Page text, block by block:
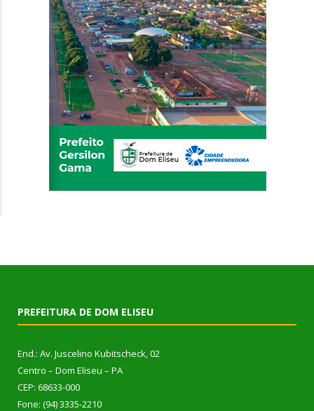
PREFEITURA DE DOM ELISEU
End.: Av. Juscelino Kubitscheck, 02
Centro – Dom Eliseu – PA
CEP: 68633-000
Fone: (94) 3335-2210